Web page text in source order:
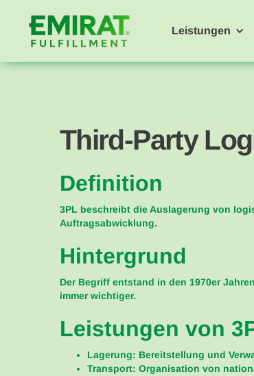
Leistungen
Third-Party
Definition
3PL beschreibt die Auslagerung von
Auftragsabwicklung.
Hintergrund
Der Begriff entstand in den 1970er
immer wichtiger.
Leistungen von
Lagerung: Bereitstellung und
Transport: Organisation von